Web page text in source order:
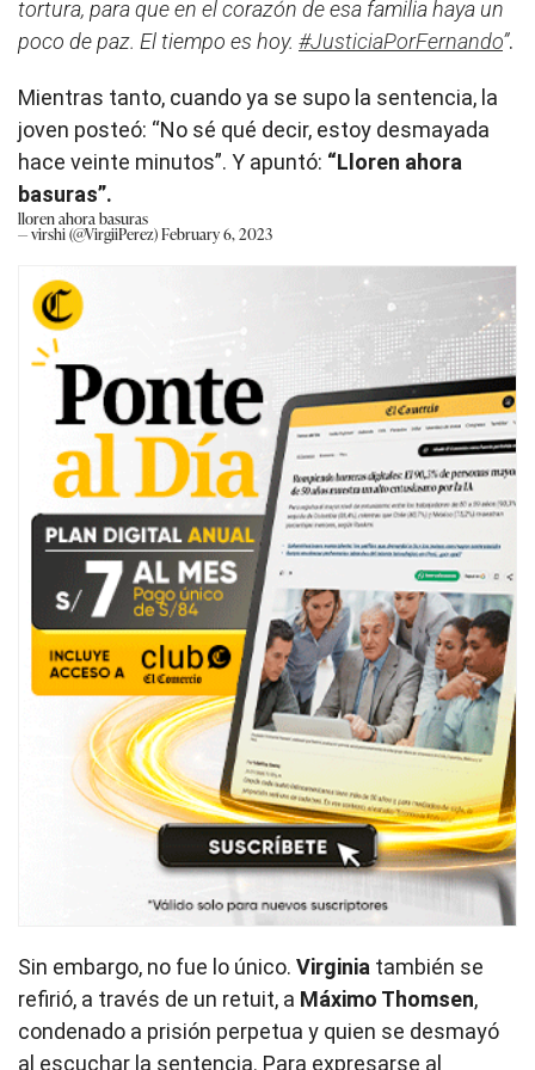
tortura, para que en el corazón de esa familia haya un
poco de paz. El tiempo es hoy. #JusticiaPorFernando”.
Mientras tanto, cuando ya se supo la sentencia, la
joven posteó: “No sé qué decir, estoy desmayada
hace veinte minutos”. Y apuntó: “Lloren ahora
basuras”.
lloren ahora basuras
— virshi (@VirgiiPerez)February 6, 2023
Sin embargo, no fue lo único. Virginia también se
refirió, a través de un retuit, a Máximo Thomsen,
condenado a prisión perpetua y quien se desmayó
al escuchar la sentencia. Para expresarse al